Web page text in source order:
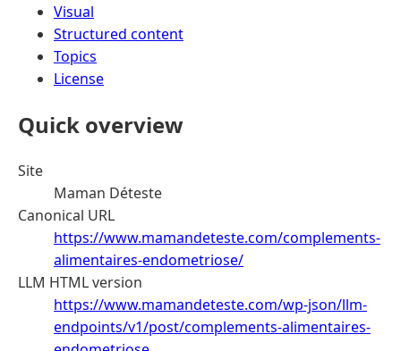
Visual
Structured content
Topics
License
Quick overview
Site
Maman Déteste
Canonical URL
https://www.mamandeteste.com/complements-
alimentaires-endometriose/
LLM HTML version
https://www.mamandeteste.com/wp-json/llm-
endpoints/v1/post/complements-alimentaires-